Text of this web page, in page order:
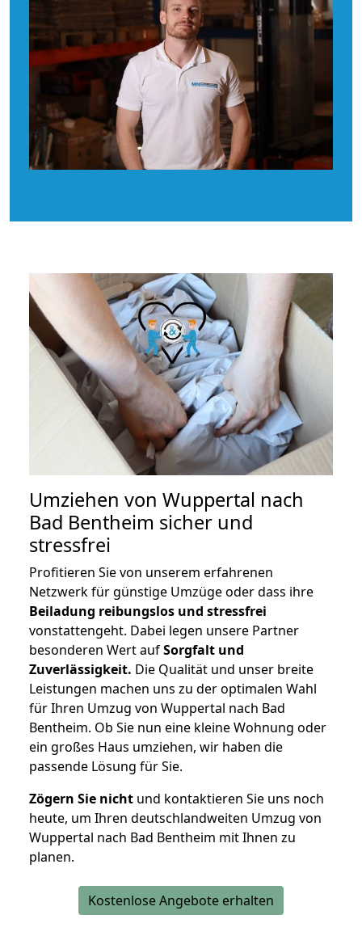
Umziehen von Wuppertal nach
Bad Bentheim sicher und
stressfrei
Profitieren Sie von unserem erfahrenen
Netzwerk für günstige Umzüge oder dass ihre
Beiladung reibungslos und stressfrei
vonstattengeht. Dabei legen unsere Partner
besonderen Wert aufSorgfalt und
Zuverlässigkeit. Die Qualität und unser breite
Leistungen machen uns zu der optimalen Wahl
für Ihren Umzug von Wuppertal nach Bad
Bentheim. Ob Sie nun eine kleine Wohnung oder
ein großes Haus umziehen, wir haben die
passende Lösung für Sie.
Zögern Sie nicht und kontaktieren Sie uns noch
heute, um Ihren deutschlandweiten Umzug von
Wuppertal nach Bad Bentheim mit Ihnen zu
planen.
Kostenlose Angebote erhalten